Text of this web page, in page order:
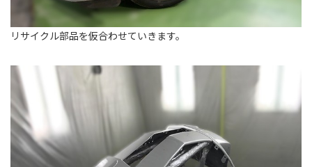
リサイクル部品を仮合わせていきます。